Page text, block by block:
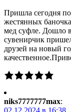
Пришла сегодня
жестянных
мед суфле. Дошло
сувенирчик
друзей на новый
niks7777777max:
02.12.2024 в 16:38